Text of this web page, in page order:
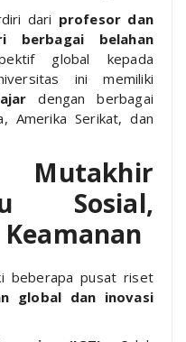
dari profesor dan
berbagai belahan
global kepada
ini memiliki
dengan berbagai
Amerika Serikat, dan
Mutakhir
Sosial,
beberapa pusat riset
global dan inovasi